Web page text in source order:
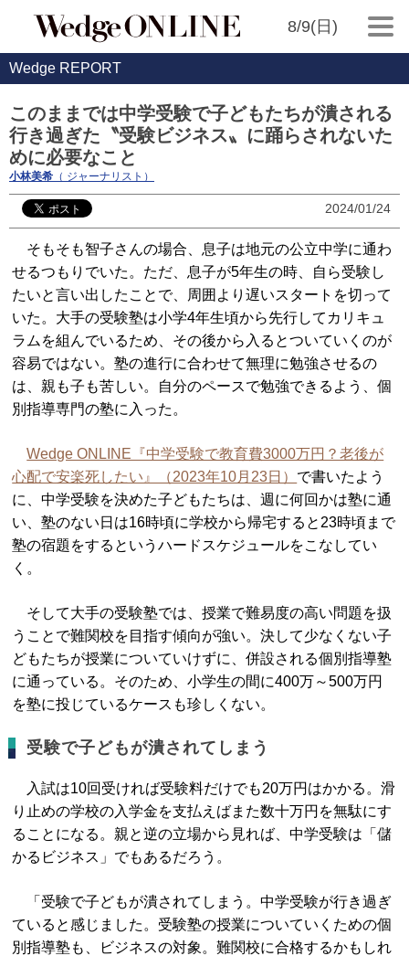
8/9(日)
Wedge REPORT
このままでは中学受験で子どもたちが潰される
行き過ぎた〝受験ビジネス〟に踊らされないた
めに必要なこと
小林美希 （ ジャーナリスト）
2024/01/24
そもそも智子さんの場合、息子は地元の公立中学に通わ
せるつもりでいた。ただ、息子が5年生の時、自ら受験し
たいと言い出したことで、周囲より遅いスタートを切って
いた。大手の受験塾は小学4年生頃から先行してカリキュ
ラムを組んでいるため、その後から入るとついていくのが
容易ではない。塾の進行に合わせて無理に勉強させるの
は、親も子も苦しい。自分のペースで勉強できるよう、個
別指導専門の塾に入った。
Wedge ONLINE『中学受験で教育費3000万円？老後が
心配で安楽死したい』（2023年10月23日） で書いたよう
に、中学受験を決めた子どもたちは、週に何回かは塾に通
い、塾のない日は16時頃に学校から帰宅すると23時頃まで
塾の宿題をするというハードスケジュールをこなしてい
く。
そして大手の受験塾では、授業で難易度の高い問題を扱
うことで難関校を目指す傾向が強い。決して少なくない子
どもたちが授業についていけずに、併設される個別指導塾
に通っている。そのため、小学生の間に400万～500万円
を塾に投じているケースも珍しくない。
受験で子どもが潰されてしまう
入試は10回受ければ受験料だけでも20万円はかかる。滑
り止めの学校の入学金を支払えばまた数十万円を無駄にす
ることになる。親と逆の立場から見れば、中学受験は「儲
かるビジネス」でもあるだろう。
「受験で子どもが潰されてしまう。中学受験が行き過ぎ
ていると感じました。受験塾の授業についていくための個
別指導塾も、ビジネスの対象。難関校に合格するかもしれ